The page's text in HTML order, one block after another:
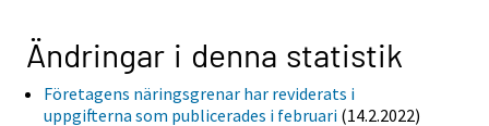
Ändringar i denna statistik
Företagens näringsgrenar har reviderats i
uppgifterna som publicerades i februari (14.2.2022)